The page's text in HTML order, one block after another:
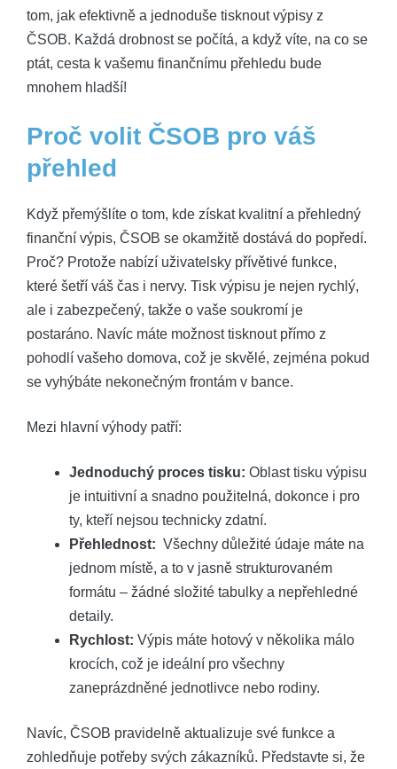
tom, jak‍ efektivně a jednoduše tisknout⁢ výpisy z
‌ČSOB. Každá ​drobnost ⁢se počítá, a⁣ když víte, ‌na co⁢ se⁤
ptát, cesta k vašemu finančnímu přehledu bude
mnohem hladší!
Proč‌ volit ČSOB pro⁢ váš
přehled
Když přemýšlíte o tom, kde získat kvalitní a přehledný​
finanční ⁢výpis, ​ČSOB se okamžitě dostává do⁢ popředí.
Proč? Protože nabízí⁤ uživatelsky ​přívětivé funkce,
které šetří ⁣váš čas i nervy.⁤ Tisk výpisu je nejen ⁢rychlý,
ale i zabezpečený, takže o vaše soukromí‌ je
postaráno. Navíc máte možnost tisknout přímo z
pohodlí vašeho ⁤domova, což je⁣ skvělé, zejména pokud
se ⁤vyhýbáte⁣ nekonečným‍ frontám v bance.
Mezi hlavní výhody patří:
Jednoduchý proces tisku: Oblast tisku ‍výpisu​
je intuitivní a snadno použitelná, dokonce i pro
ty, kteří ‌nejsou technicky zdatní.
Přehlednost: ​ Všechny ⁢důležité údaje máte ‍na
jednom místě, a to​ v jasně strukturovaném
formátu – žádné složité tabulky a⁢ nepřehledné
detaily.
Rychlost: ⁣Výpis máte ⁤hotový v​ několika málo
krocích, což je‍ ideální⁤ pro všechny
zaneprázdněné⁢ jednotlivce nebo rodiny.
Navíc, ČSOB pravidelně aktualizuje⁣ své​ funkce a
zohledňuje ​potřeby svých zákazníků. Představte si, že